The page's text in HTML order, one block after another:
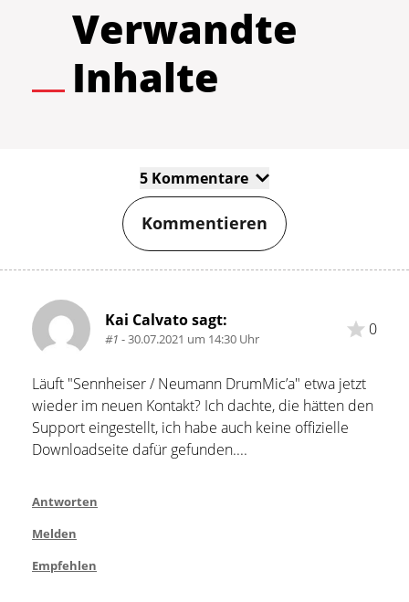
Verwandte
Inhalte
5 Kommentare
Kommentieren
Kai Calvato sagt:
#1 - 30.07.2021 um 14:30 Uhr
0
Läuft "Sennheiser / Neumann DrumMic’a" etwa jetzt
wieder im neuen Kontakt? Ich dachte, die hätten den
Support eingestellt, ich habe auch keine offizielle
Downloadseite dafür gefunden....
Antworten
Melden
Empfehlen